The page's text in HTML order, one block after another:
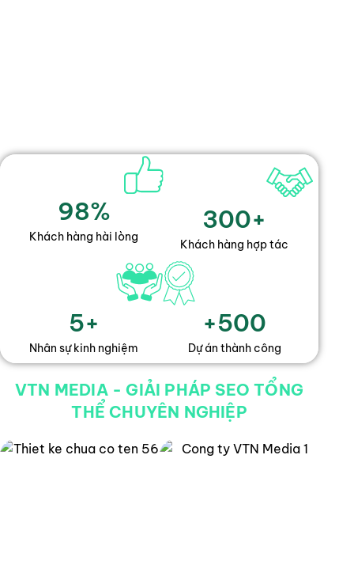
Khách hàng hài lòng
98%
Khách hàng hợp tác
300+
Nhân sự kinh nghiệm
5+
Dự án thành công
+500
VTN MEDIA - GIẢI PHÁP SEO TỔNG
THỂ CHUYÊN NGHIỆP